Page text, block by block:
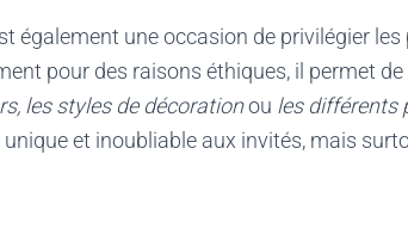
également une occasion de privilégier
pour des raisons éthiques, il permet
les styles de décorationou les différents
et inoubliable aux invités, mais